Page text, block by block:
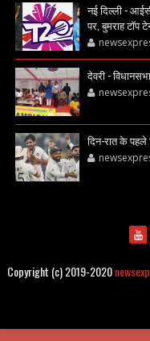
नई दिल्ली -
पर, बुमराह टॉप
देवरी -
दिन-रात के पहले
Copyright (c) 2019-2020